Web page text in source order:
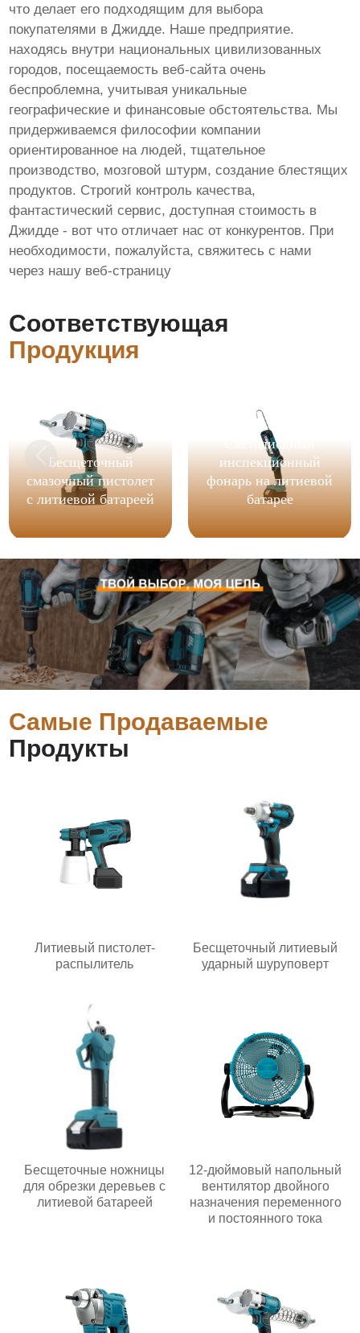
что делает его подходящим для выбора
покупателями в Джидде. Наше предприятие.
находясь внутри национальных цивилизованных
городов, посещаемость веб-сайта очень
беспроблемна, учитывая уникальные
географические и финансовые обстоятельства. Мы
придерживаемся философии компании
ориентированное на людей, тщательное
производство, мозговой штурм, создание блестящих
продуктов. Строгий контроль качества,
фантастический сервис, доступная стоимость в
Джидде - вот что отличает нас от конкурентов. При
необходимости, пожалуйста, свяжитесь с нами
через нашу веб-страницу
Соответствующая
Продукция
Бесщеточный
смазочный пистолет
с литиевой батареей
Светодиодный
инспекционный
фонарь на литиевой
батарее
Самые Продаваемые
Продукты
Литиевый пистолет-
распылитель
Бесщеточный литиевый
ударный шуруповерт
Бесщеточные ножницы
для обрезки деревьев с
литиевой батареей
12-дюймовый напольный
вентилятор двойного
назначения переменного
и постоянного тока